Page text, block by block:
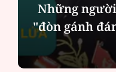
Chính quyền
vụ công